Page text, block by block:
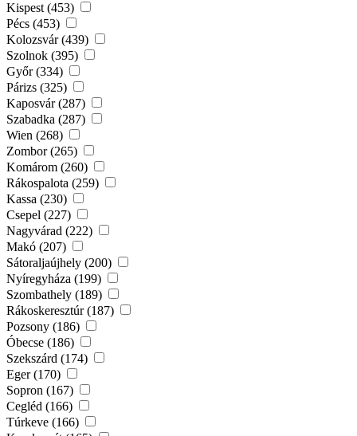
Kispest (453)
Pécs (453)
Kolozsvár (439)
Szolnok (395)
Győr (334)
Párizs (325)
Kaposvár (287)
Szabadka (287)
Wien (268)
Zombor (265)
Komárom (260)
Rákospalota (259)
Kassa (230)
Csepel (227)
Nagyvárad (222)
Makó (207)
Sátoraljaújhely (200)
Nyíregyháza (199)
Szombathely (189)
Rákoskeresztúr (187)
Pozsony (186)
Óbecse (186)
Szekszárd (174)
Eger (170)
Sopron (167)
Cegléd (166)
Túrkeve (166)